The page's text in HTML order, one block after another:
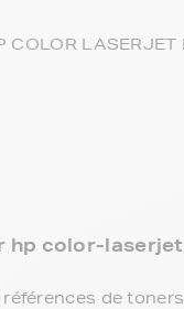
COLOR LASERJET
hp color-
de